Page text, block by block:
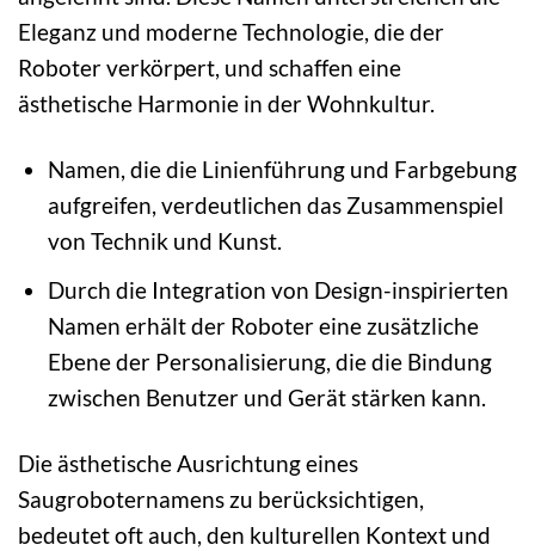
Eleganz und moderne Technologie, die der
Roboter verkörpert, und schaffen eine
ästhetische Harmonie in der Wohnkultur.
Namen, die die Linienführung und Farbgebung
aufgreifen, verdeutlichen das Zusammenspiel
von Technik und Kunst.
Durch die Integration von Design-inspirierten
Namen erhält der Roboter eine zusätzliche
Ebene der Personalisierung, die die Bindung
zwischen Benutzer und Gerät stärken kann.
Die ästhetische Ausrichtung eines
Saugroboternamens zu berücksichtigen,
bedeutet oft auch, den kulturellen Kontext und